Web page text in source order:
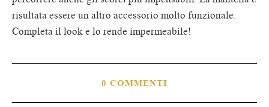
risultata essere un altro accessorio molto funzionale.
Completa il look e lo rende impermeabile!
0 COMMENTI